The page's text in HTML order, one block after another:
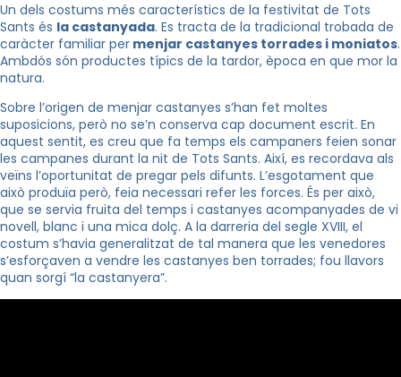
Un dels costums més característics de la festivitat de Tots
Sants és la castanyada. Es tracta de la tradicional trobada de
caràcter familiar per menjar castanyes torrades i moniatos.
Ambdós són productes típics de la tardor, època en que mor la
natura.
Sobre l’origen de menjar castanyes s’han fet moltes
suposicions, però no se’n conserva cap document escrit. En
aquest sentit, es creu que fa temps els campaners feien sonar
les campanes durant la nit de Tots Sants. Així, es recordava als
veïns l’oportunitat de pregar pels difunts. L’esgotament que
això produïa però, feia necessari refer les forces. És per això,
que se servia fruita del temps i castanyes acompanyades de vi
novell, blanc i una mica dolç. A la darreria del segle XVIII, el
costum s’havia generalitzat de tal manera que les venedores
s’esforçaven a vendre les castanyes ben torrades; fou llavors
quan sorgí “la castanyera”.